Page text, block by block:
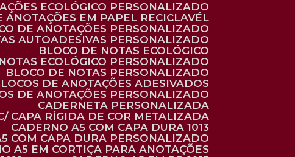
ECOLÓGICO PERSONALIZADO
ANOTAÇÕES EM PAPEL RECICLAVÉL
DE ANOTAÇÕES PERSONALIZADO
AUTOADESIVAS PERSONALIZADO
BLOCO DE NOTAS ECOLÓGICO
NOTAS ECOLÓGICO PERSONALIZADO
BLOCO DE NOTAS PERSONALIZADO
BLOCOS DE ANOTAÇÕES ADESIVADOS
DE ANOTAÇÕES PERSONALIZADO
CADERNETA PERSONALIZADA
CAPA RÍGIDA DE COR METALIZADA
CADERNO A5 COM CAPA DURA 1013
COM CAPA DURA PERSONALIZADO
A5 EM CORTIÇA PARA ANOTAÇÕES